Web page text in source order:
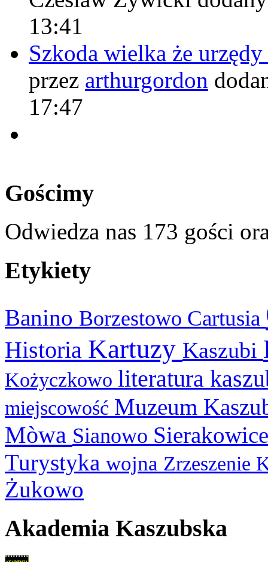
13:41
Szkoda wielka że
przez arthurgordon
17:47
Gościmy
Odwiedza nas 173 gości
Etykiety
Banino Borzestowo Cartusia
Historia Kartuzy Kaszubi
Kożyczkowo literatura
miejscowość Muzeum
Mòwa Sianowo
Turystyka wojna Zrzeszenie
Żukowo
Akademia Kaszubska